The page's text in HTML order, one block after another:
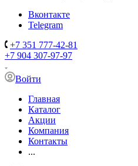
Вконтакте
Telegram
+7 351 777-42-81
+7 904 307-97-97
Войти
Главная
Каталог
Акции
Компания
Контакты
...